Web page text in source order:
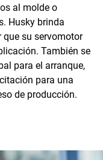
al molde o
Husky brinda
su servomotor
También se
para el arranque,
para una
de producción.